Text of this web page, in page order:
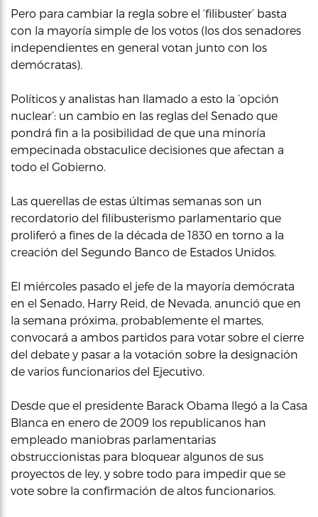
Pero para cambiar la regla sobre el ‘filibuster’ basta
con la mayoría simple de los votos (los dos senadores
independientes en general votan junto con los
demócratas).
Políticos y analistas han llamado a esto la ‘opción
nuclear’: un cambio en las reglas del Senado que
pondrá fin a la posibilidad de que una minoría
empecinada obstaculice decisiones que afectan a
todo el Gobierno.
Las querellas de estas últimas semanas son un
recordatorio del filibusterismo parlamentario que
proliferó a fines de la década de 1830 en torno a la
creación del Segundo Banco de Estados Unidos.
El miércoles pasado el jefe de la mayoría demócrata
en el Senado, Harry Reid, de Nevada, anunció que en
la semana próxima, probablemente el martes,
convocará a ambos partidos para votar sobre el cierre
del debate y pasar a la votación sobre la designación
de varios funcionarios del Ejecutivo.
Desde que el presidente Barack Obama llegó a la Casa
Blanca en enero de 2009 los republicanos han
empleado maniobras parlamentarias
obstruccionistas para bloquear algunos de sus
proyectos de ley, y sobre todo para impedir que se
vote sobre la confirmación de altos funcionarios.